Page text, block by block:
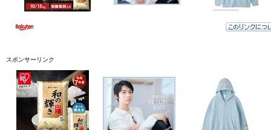
スポンサーリンク